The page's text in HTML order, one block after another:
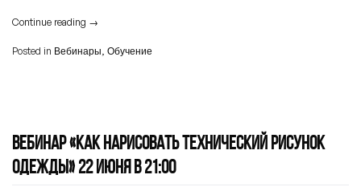
Continue reading →
Posted in Вебинары Обучение
ВЕБИНАР «КАК НАРИСОВАТЬ ТЕХНИЧЕСКИЙ РИСУНОК
ОДЕЖДЫ» 22 ИЮНЯ В 21:00